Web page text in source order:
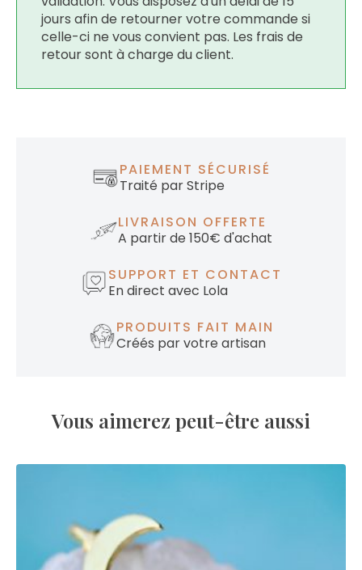
jours afin de retourner votre commande si
celle-ci ne vous convient pas. Les frais de
retour sont à charge du client.
PAIEMENT SÉCURISÉ
Traité par Stripe
LIVRAISON OFFERTE
A partir de 150€ d'achat
SUPPORT ET CONTACT
En direct avec Lola
PRODUITS FAIT MAIN
Créés par votre artisan
Vous aimerez peut-être aussi